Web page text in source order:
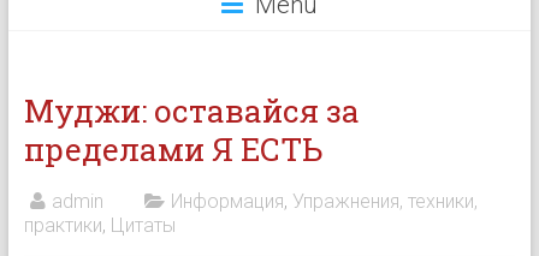
Муджи: оставайся за
пределами Я ЕСТЬ
admin Информация, Упражнения, техники,
практики, Цитаты